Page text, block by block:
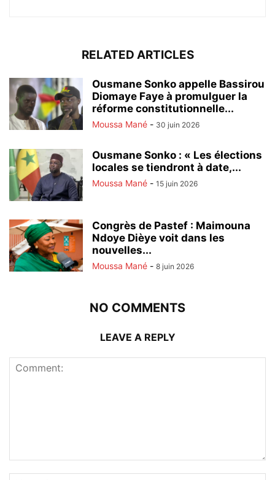
RELATED ARTICLES
Ousmane Sonko appelle Bassirou
Diomaye Faye à promulguer la
réforme constitutionnelle...
Moussa Mané - 30 juin 2026
Ousmane Sonko : « Les élections
locales se tiendront à date,...
Moussa Mané - 15 juin 2026
Congrès de Pastef : Maimouna
Ndoye Dièye voit dans les
nouvelles...
Moussa Mané - 8 juin 2026
NO COMMENTS
LEAVE A REPLY